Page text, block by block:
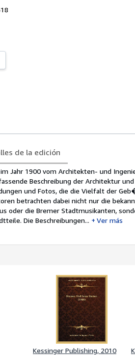
de la edición
Jahr 1900 vom Architekten- und
Beschreibung der Architektur und
und Fotos, die die Vielfalt der
betrachten dabei nicht nur die
oder die Bremer Stadtmusikanten,
Die Beschreibungen...
Ver más
Kessinger Publishing, 2010